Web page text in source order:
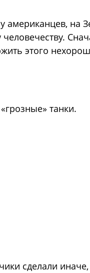
американцев, на
человечеству.
этого
танки.
сделали